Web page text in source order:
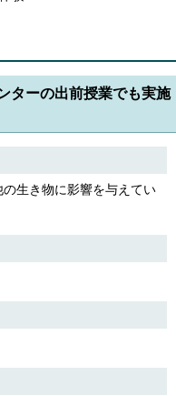
ターの出前授業でも実施
生き物に影響を与えてい